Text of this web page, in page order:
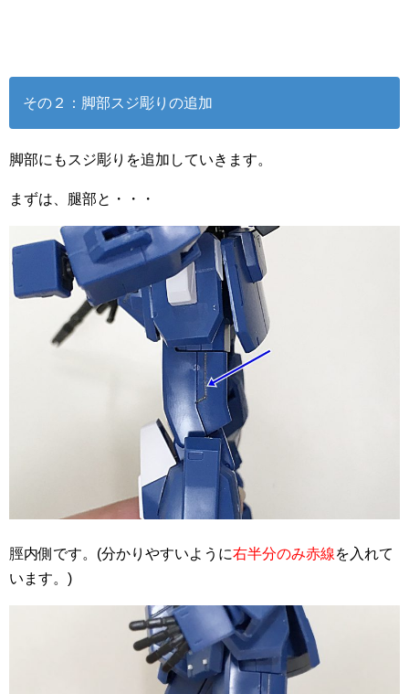
その２：脚部スジ彫りの追加
脚部にもスジ彫りを追加していきます。
まずは、腿部と・・・
脛内側です。(分かりやすいように右半分のみ赤線を入れて
います。)